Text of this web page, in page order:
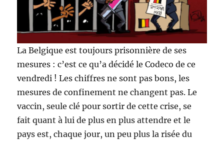
La Belgique est toujours prisonnière de ses
mesures : c’est ce qu’a décidé le Codeco de ce
vendredi ! Les chiffres ne sont pas bons, les
mesures de confinement ne changent pas. Le
vaccin, seule clé pour sortir de cette crise, se
fait quant à lui de plus en plus attendre et le
pays est, chaque jour, un peu plus la risée du